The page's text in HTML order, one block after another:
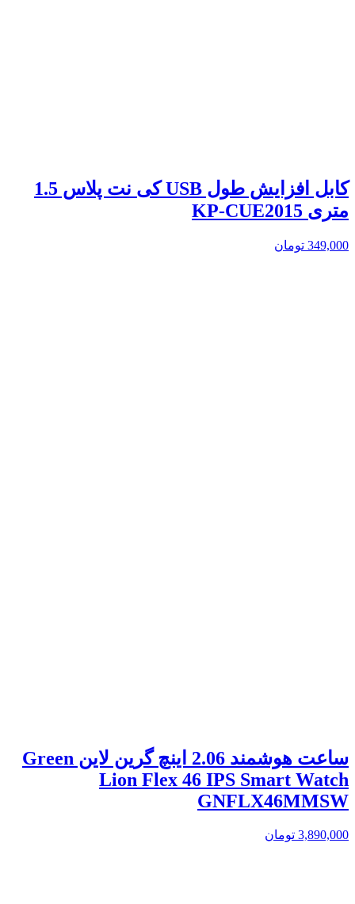
کابل افزایش طول USB کی نت پلاس 1.5
متری KP-CUE2015
349,000 تومان
ساعت هوشمند 2.06 اینچ گرین لاین Green
Lion Flex 46 IPS Smart Watch
GNFLX46MMSW
3,890,000 تومان